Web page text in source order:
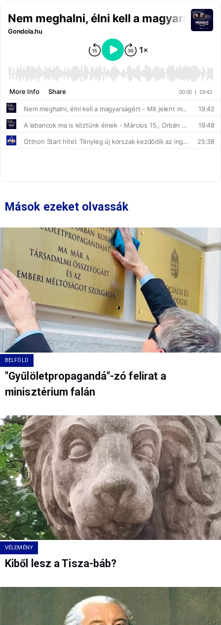
Mások ezeket olvassák
BELFÖLD
"Gyűlöletpropagandá"-zó felirat a
minisztérium falán
VÉLEMÉNY
Kiből lesz a Tisza-báb?